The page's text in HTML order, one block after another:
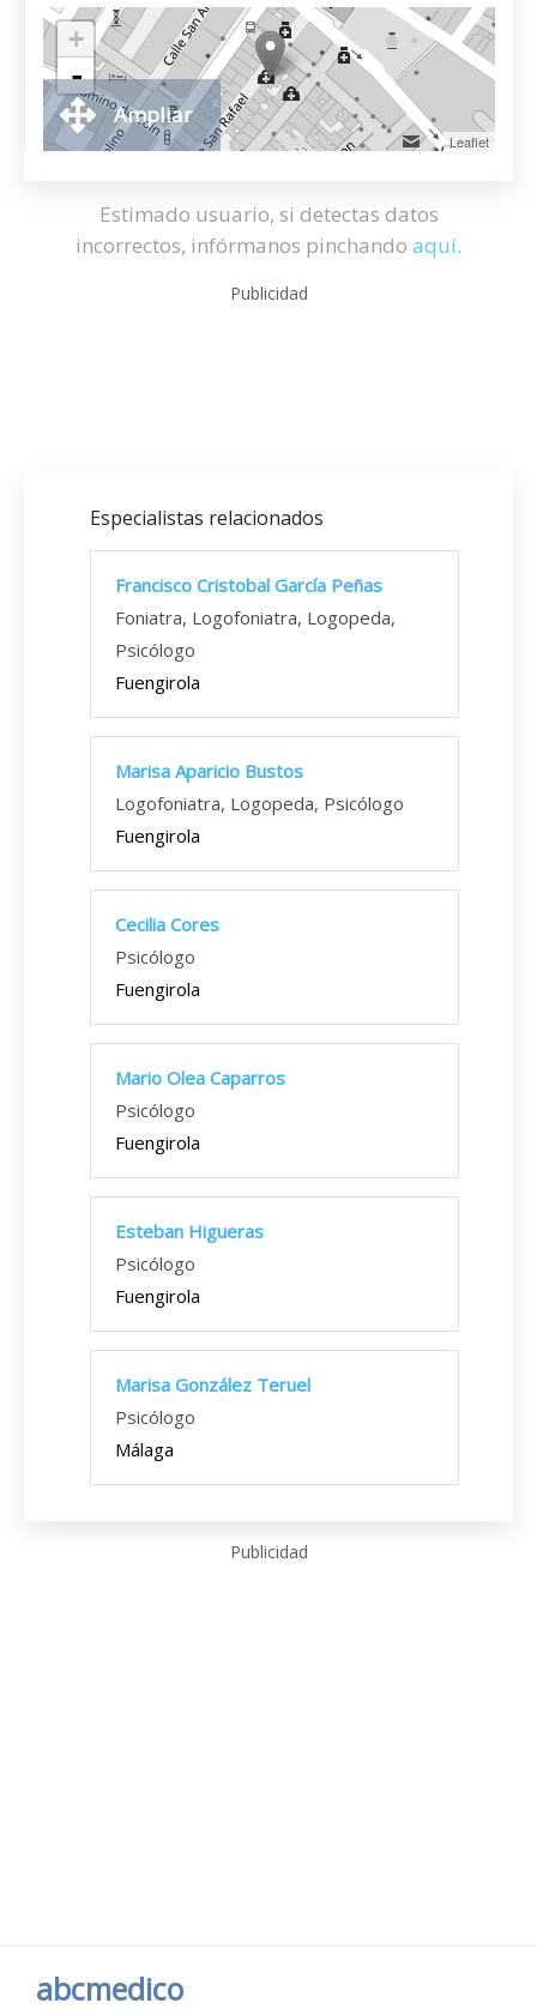
+
-
Leaflet
Ampliar
Estimado usuario, si detectas datos
incorrectos, infórmanos pinchando aquí.
Publicidad
Especialistas relacionados
Francisco Cristobal García Peñas
Foniatra, Logofoniatra, Logopeda,
Psicólogo
Fuengirola
Marisa Aparicio Bustos
Logofoniatra, Logopeda, Psicólogo
Fuengirola
Cecilia Cores
Psicólogo
Fuengirola
Mario Olea Caparros
Psicólogo
Fuengirola
Esteban Higueras
Psicólogo
Fuengirola
Marisa González Teruel
Psicólogo
Málaga
Publicidad
abcmedico